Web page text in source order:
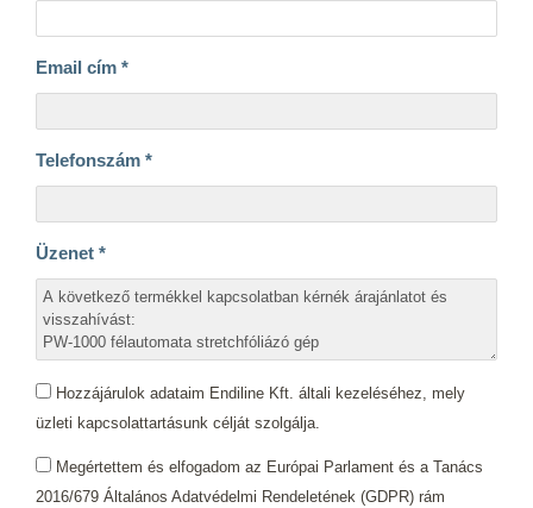
Email cím *
Telefonszám *
Üzenet *
Hozzájárulok adataim Endiline Kft. általi kezeléséhez, mely
üzleti kapcsolattartásunk célját szolgálja.
Megértettem és elfogadom az Európai Parlament és a Tanács
2016/679 Általános Adatvédelmi Rendeletének (GDPR) rám